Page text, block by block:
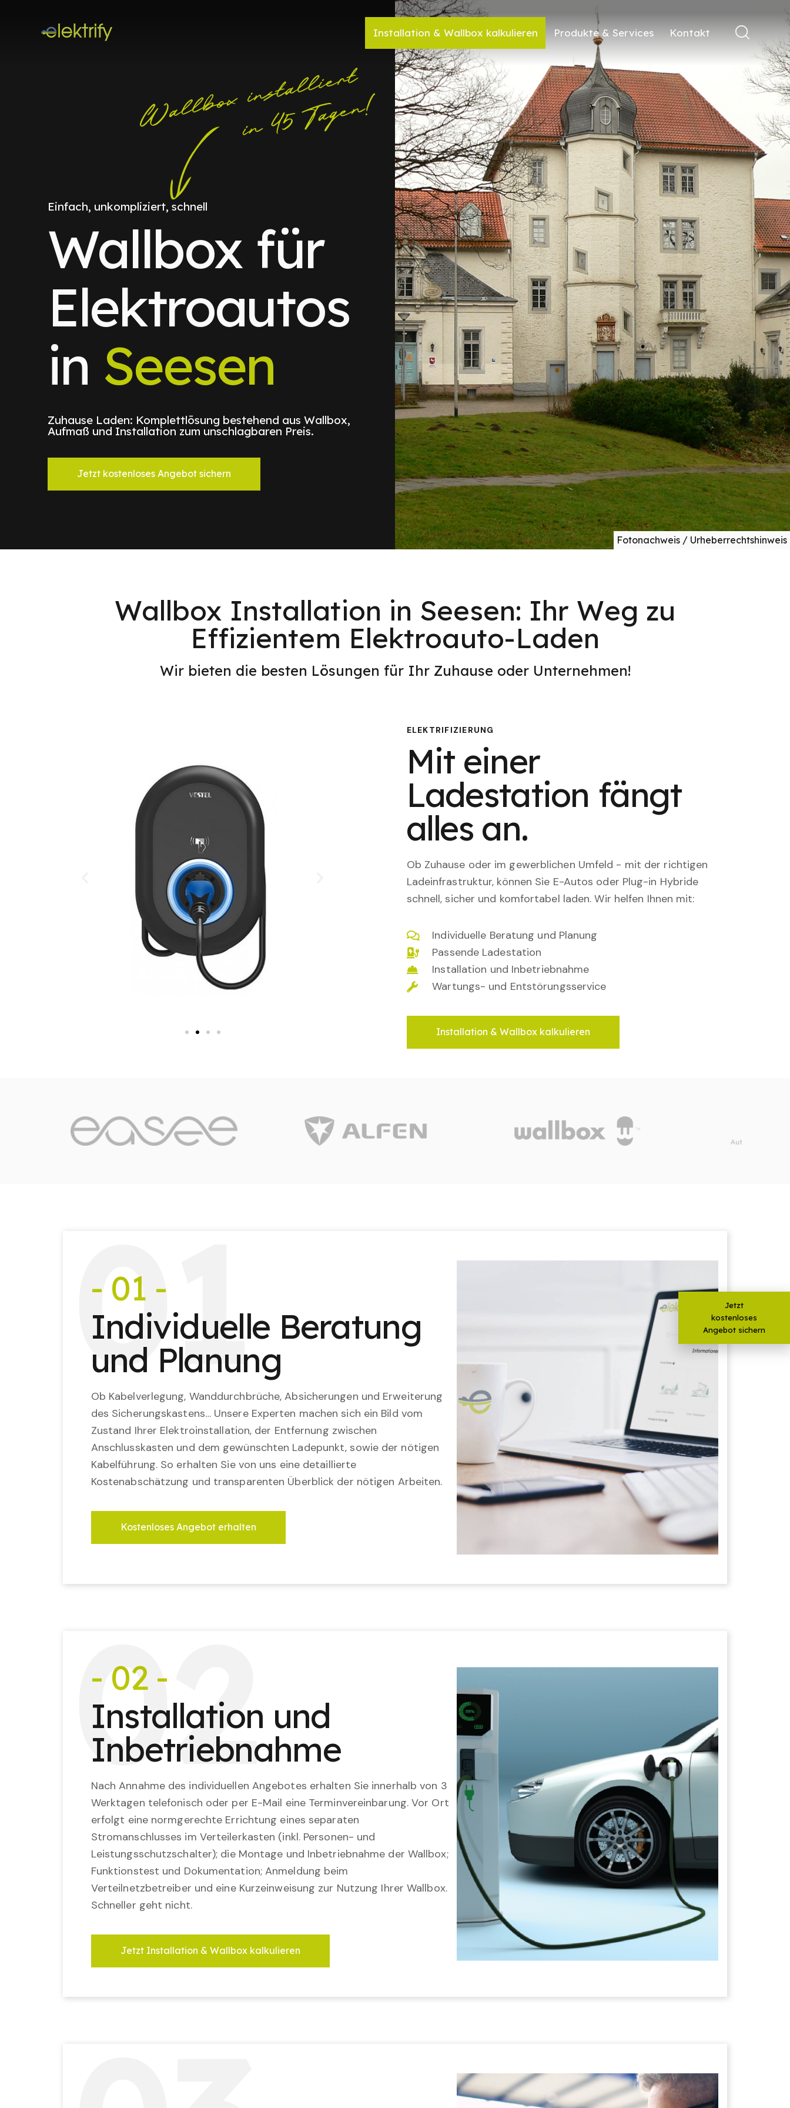
Installation & Wallbox kalkulieren Produkte & Services Kontakt
Einfach, unkompliziert, schnell
Wallbox für
Elektroautos
in Seesen
Zuhause Laden: Komplettlösung bestehend aus Wallbox,
Aufmaß und Installation zum unschlagbaren Preis.
Jetzt kostenloses Angebot sichern
Fotonachweis / Urheberrechtshinweis
Wallbox Installation in Seesen: Ihr Weg zu
Effizientem Elektroauto-Laden
Wir bieten die besten Lösungen für Ihr Zuhause oder Unternehmen!
ELEKTRIFIZIERUNG
Mit einer
Ladestation fängt
alles an.
Ob Zuhause oder im gewerblichen Umfeld - mit der richtigen
Ladeinfrastruktur, können Sie E-Autos oder Plug-in Hybride
schnell, sicher und komfortabel laden. Wir helfen Ihnen mit:
Individuelle Beratung und Planung
Passende Ladestation
Installation und Inbetriebnahme
Wartungs- und Entstörungsservice
Installation & Wallbox kalkulieren
01
- 01 -
Individuelle Beratung
und Planung
Ob Kabelverlegung, Wanddurchbrüche, Absicherungen und Erweiterung
des Sicherungskastens… Unsere Experten machen sich ein Bild vom
Zustand Ihrer Elektroinstallation, der Entfernung zwischen
Anschlusskasten und dem gewünschten Ladepunkt, sowie der nötigen
Kabelführung. So erhalten Sie von uns eine detaillierte
Kostenabschätzung und transparenten Überblick der nötigen Arbeiten.
Kostenloses Angebot erhalten
02
- 02 -
Installation und
Inbetriebnahme
Nach Annahme des individuellen Angebotes erhalten Sie innerhalb von 3
Werktagen telefonisch oder per E-Mail eine Terminvereinbarung. Vor Ort
erfolgt eine normgerechte Errichtung eines separaten
Stromanschlusses im Verteilerkasten (inkl. Personen- und
Leistungsschutzschalter); die Montage und Inbetriebnahme der Wallbox;
Funktionstest und Dokumentation; Anmeldung beim
Verteilnetzbetreiber und eine Kurzeinweisung zur Nutzung Ihrer Wallbox.
Schneller geht nicht.
Jetzt Installation & Wallbox kalkulieren
Jetzt
kostenloses
Angebot sichern